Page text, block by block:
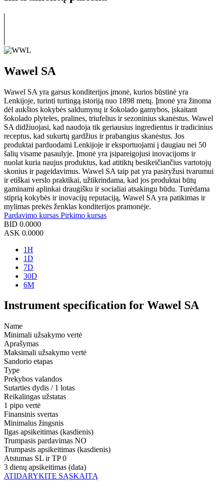
Wawel SA
Wawel SA yra garsus konditerijos įmonė, kurios būstinė yra
Lenkijoje, turinti turtingą istoriją nuo 1898 metų. Įmonė yra žinoma
dėl aukštos kokybės saldumynų ir šokolado gamybos, įskaitant
šokolado plyteles, pralines, triufelius ir sezoninius skanėstus. Wawel
SA didžiuojasi, kad naudoja tik geriausius ingredientus ir tradicinius
receptus, kad sukurtų gardžius ir prabangius skanėstus. Jos
produktai parduodami Lenkijoje ir eksportuojami į daugiau nei 50
šalių visame pasaulyje. Įmonė yra įsipareigojusi inovacijoms ir
nuolat kuria naujus produktus, kad atitiktų besikeičiančius vartotojų
skonius ir pageidavimus. Wawel SA taip pat yra pasiryžusi tvarumui
ir etiškai verslo praktikai, užtikrindama, kad jos produktai būtų
gaminami aplinkai draugišku ir socialiai atsakingu būdu. Turėdama
stiprią kokybės ir inovacijų reputaciją, Wawel SA yra patikimas ir
mylimas prekės ženklas konditerijos pramonėje.
Pardavimo kursas Pirkimo kursas
BID 0.0000
ASK 0.0000
1H
1D
7D
30D
6M
Instrument specification for Wawel SA
Name
Minimali užsakymo vertė
Aprašymas
Maksimali užsakymo vertė
Sandorio etapas
Type
Prekybos valandos
Sutarties dydis / 1 lotas
Reikalingas užstatas
1 pipo vertė
Finansinis svertas
Minimalus žingsnis
Ilgas apsikeitimas (kasdienis)
Trumpasis pardavimas NO
Trumpasis apsikeitimas (kasdienis)
Atstumas SL ir TP 0
3 dienų apsikeitimas (data)
ATIDARYKITE SĄSKAITĄ